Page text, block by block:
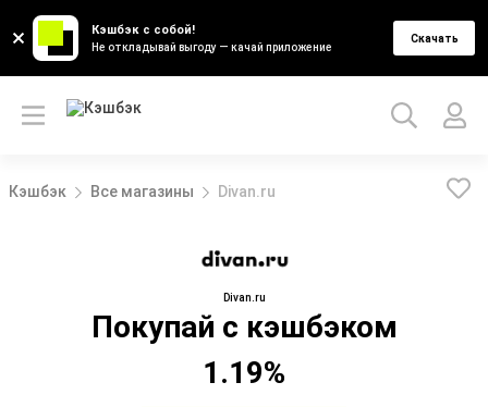
Кэшбэк с собой!
Не откладывай выгоду — качай приложение
Скачать
Кэшбэк Все магазины Divan.ru
Divan.ru
Покупай с кэшбэком
1.19%